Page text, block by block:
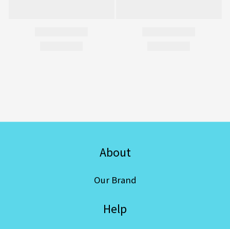
About
Our Brand
Help